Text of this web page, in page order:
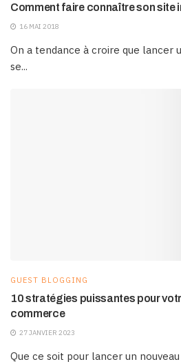
Comment faire connaître son site
16 MAI 2018
On a tendance à croire que lancer
se...
GUEST BLOGGING
10 stratégies puissantes pour
commerce
27 JANVIER 2023
Que ce soit pour lancer un